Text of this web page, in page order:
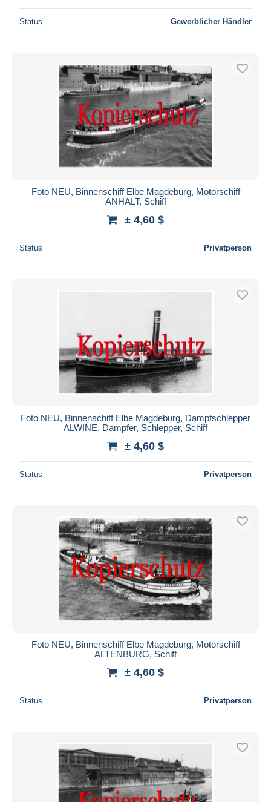
Status Gewerblicher Händler
Foto NEU, Binnenschiff Elbe Magdeburg, Motorschiff
ANHALT, Schiff
± 4,60 $
Status Privatperson
Foto NEU, Binnenschiff Elbe Magdeburg, Dampfschlepper
ALWINE, Dampfer, Schlepper, Schiff
± 4,60 $
Status Privatperson
Foto NEU, Binnenschiff Elbe Magdeburg, Motorschiff
ALTENBURG, Schiff
± 4,60 $
Status Privatperson